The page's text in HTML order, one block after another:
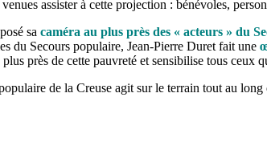
assister à cette projection : bénévoles,
sa caméra au plus près des « acteurs » du
du Secours populaire, Jean-Pierre Duret fait une
près de cette pauvreté et sensibilise tous ceux
de la Creuse agit sur le terrain tout au